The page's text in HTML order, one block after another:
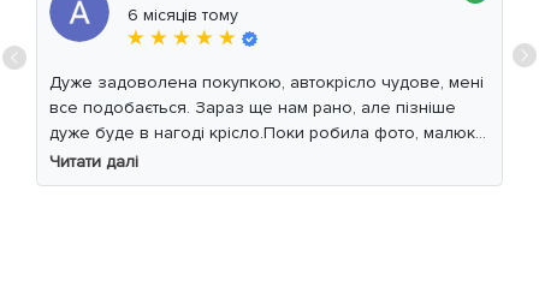
6 місяців тому
★ ★ ★ ★ ★
Дуже задоволена покупкою, автокрісло чудове, мені
все подобається. Зараз ще нам рано, але пізніше
дуже буде в нагоді крісло.Поки робила фото, малюк
уважно читав інструкцію 😁
Читати далі